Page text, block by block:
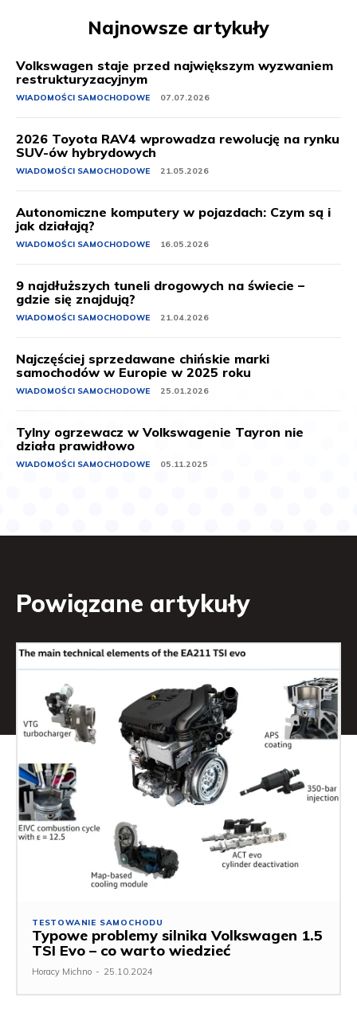
Najnowsze artykuły
Volkswagen staje przed największym wyzwaniem
restrukturyzacyjnym
WIADOMOŚCI SAMOCHODOWE 07.07.2026
2026 Toyota RAV4 wprowadza rewolucję na rynku
SUV-ów hybrydowych
WIADOMOŚCI SAMOCHODOWE 21.05.2026
Autonomiczne komputery w pojazdach: Czym są i
jak działają?
WIADOMOŚCI SAMOCHODOWE 16.05.2026
9 najdłuższych tuneli drogowych na świecie –
gdzie się znajdują?
WIADOMOŚCI SAMOCHODOWE 21.04.2026
Najczęściej sprzedawane chińskie marki
samochodów w Europie w 2025 roku
WIADOMOŚCI SAMOCHODOWE 25.01.2026
Tylny ogrzewacz w Volkswagenie Tayron nie
działa prawidłowo
WIADOMOŚCI SAMOCHODOWE 05.11.2025
Powiązane artykuły
TESTOWANIE SAMOCHODU
Typowe problemy silnika Volkswagen 1.5
TSI Evo – co warto wiedzieć
Horacy Michno - 25.10.2024